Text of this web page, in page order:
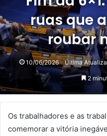
ruas que
roubar
10/06/2026 Última
2
Os trabalhadores e as
comemorar a vitória